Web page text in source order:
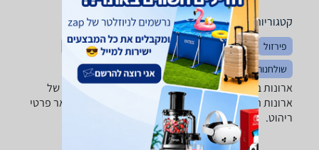
קטגוריות משלימות
פירזול ארונות אמבטיה חדרי שינה
מוצרי עיצוב לבית
שולחנות ופינות אוכל
מזנונים ושולחנות טלוויזיה
ארונות בגדים, שידות וכונניות - ‏כולל מדפים מבחר גדול של
ארונות הזזה, ארונות בגדים, שידות, מזנונים, כוורות ושאר פרטי
ריהוט.